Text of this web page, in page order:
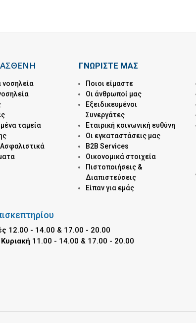
νοσηλεία
ταμεία
Ασφαλιστικά
ΓΝΩΡΙΣΤΕ ΜΑΣ
Ποιοι είμαστε
Οι άνθρωποί μας
Εξειδικευμένοι
Συνεργάτες
Εταιρική κοινωνική ευθύνη
Οι εγκαταστάσεις μας
B2B Services
Οικονομικά στοιχεία
Πιστοποιήσεις &
Διαπιστεύσεις
Είπαν για εμάς
12.00 - 14.00 & 17.00 - 20.00
11.00 - 14.00 & 17.00 - 20.00